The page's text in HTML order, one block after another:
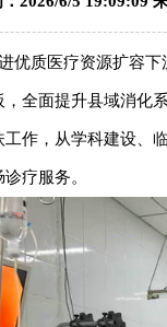
优质医疗资源扩容
全面提升县域消
作，从学科建设
疗服务。